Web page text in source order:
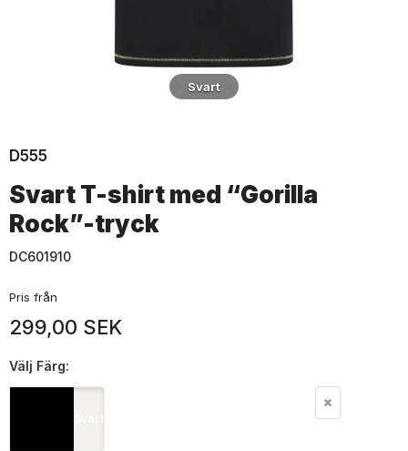
Svart
D555
Svart T-shirt med “Gorilla
Rock”-tryck
DC601910
Pris från
299,00 SEK
Välj Färg:
Svart